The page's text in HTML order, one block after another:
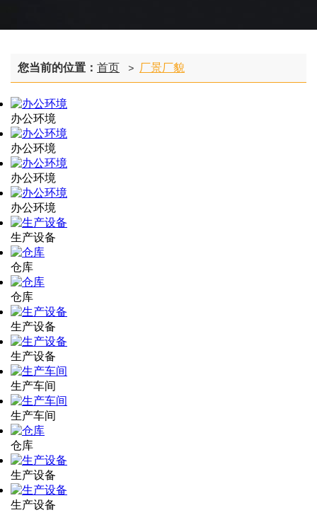
您当前的位置： 首页 > 厂景厂貌
办公环境
办公环境
办公环境
办公环境
生产设备
仓库
仓库
生产设备
生产设备
生产车间
生产车间
仓库
生产设备
生产设备